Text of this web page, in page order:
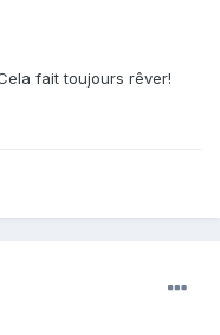
fait toujours rêver!